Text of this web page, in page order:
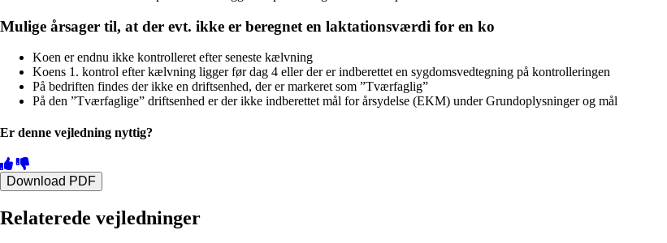
Mulige årsager til, at der evt. ikke er beregnet en laktationsværdi for en ko
Koen er endnu ikke kontrolleret efter seneste kælvning
Koens 1. kontrol efter kælvning ligger før dag 4 eller der er indberettet en sygdomsvedtegning på kontrolleringen
På bedriften findes der ikke en driftsenhed, der er markeret som ”Tværfaglig”
På den ”Tværfaglige” driftsenhed er der ikke indberettet mål for årsydelse (EKM) under Grundoplysninger og mål
Er denne vejledning nyttig?
Download PDF
Relaterede vejledninger